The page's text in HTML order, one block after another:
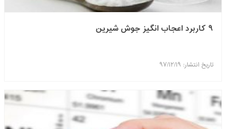
۹ کاربرد اعجاب انگیز جوش شیرین
تاریخ انتشار: ۹۷/۱۲/۱۹